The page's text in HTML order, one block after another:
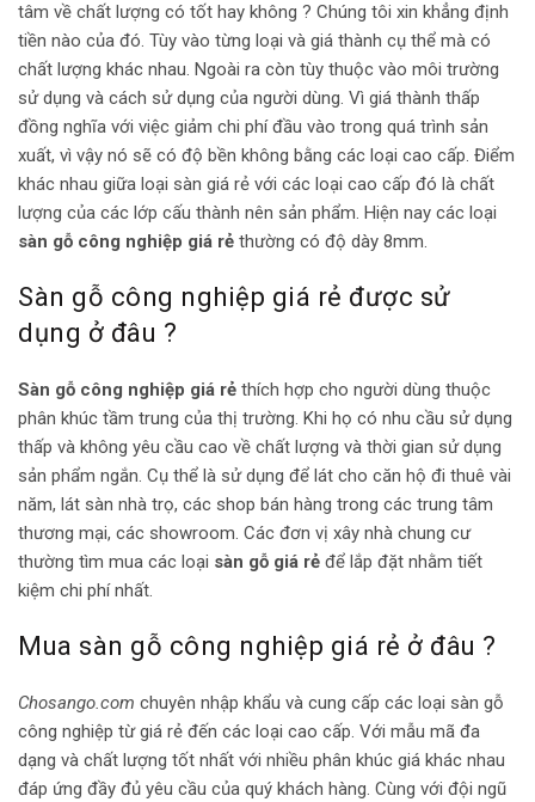
tâm về chất lượng có tốt hay không ? Chúng tôi xin khẳng định
tiền nào của đó. Tùy vào từng loại và giá thành cụ thể mà có
chất lượng khác nhau. Ngoài ra còn tùy thuộc vào môi trường
sử dụng và cách sử dụng của người dùng. Vì giá thành thấp
đồng nghĩa với việc giảm chi phí đầu vào trong quá trình sản
xuất, vì vậy nó sẽ có độ bền không bằng các loại cao cấp. Điểm
khác nhau giữa loại sàn giá rẻ với các loại cao cấp đó là chất
lượng của các lớp cấu thành nên sản phẩm. Hiện nay các loại
sàn gỗ công nghiệp giá rẻ thường có độ dày 8mm.
Sàn gỗ công nghiệp giá rẻ được sử
dụng ở đâu ?
Sàn gỗ công nghiệp giá rẻ thích hợp cho người dùng thuộc
phân khúc tầm trung của thị trường. Khi họ có nhu cầu sử dụng
thấp và không yêu cầu cao về chất lượng và thời gian sử dụng
sản phẩm ngắn. Cụ thể là sử dụng để lát cho căn hộ đi thuê vài
năm, lát sàn nhà trọ, các shop bán hàng trong các trung tâm
thương mại, các showroom. Các đơn vị xây nhà chung cư
thường tìm mua các loại sàn gỗ giá rẻ để lắp đặt nhằm tiết
kiệm chi phí nhất.
Mua sàn gỗ công nghiệp giá rẻ ở đâu ?
Chosango.com chuyên nhập khẩu và cung cấp các loại sàn gỗ
công nghiệp từ giá rẻ đến các loại cao cấp. Với mẫu mã đa
dạng và chất lượng tốt nhất với nhiều phân khúc giá khác nhau
đáp ứng đầy đủ yêu cầu của quý khách hàng. Cùng với đội ngũ